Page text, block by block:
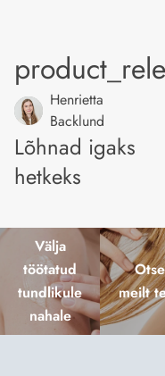
Henrietta
Backlund
Lõhnad igaks
hetkeks
Välja
töötatud
tundlikule
nahale
Otse
meilt